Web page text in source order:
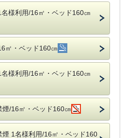
様利用/16㎡・ベッド160㎝
㎡・ベッド160㎝
様利用/16㎡・ベッド160㎝
/16㎡・ベッド160㎝
1名様利用/16㎡・ベッド160